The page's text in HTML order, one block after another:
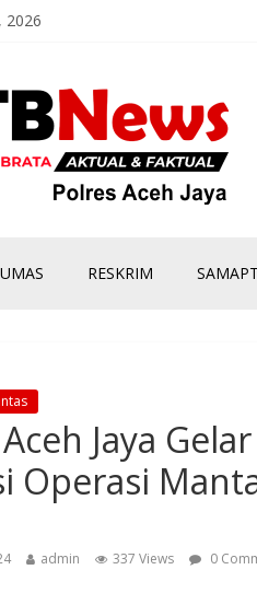
2026
RESKRIM
Jaya
Operasi
admin 337 Views 0